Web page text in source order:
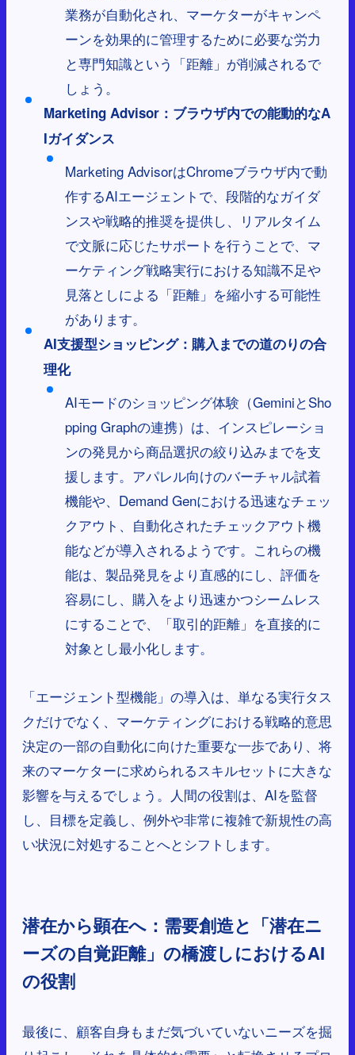
業務が自動化され、マーケターがキャンペ
ーンを効果的に管理するために必要な労力
と専門知識という「距離」が削減されるで
しょう。
Marketing Advisor：ブラウザ内での能動的なA
Iガイダンス
Marketing AdvisorはChromeブラウザ内で動
作するAIエージェントで、段階的なガイダ
ンスや戦略的推奨を提供し、リアルタイム
で文脈に応じたサポートを行うことで、マ
ーケティング戦略実行における知識不足や
見落としによる「距離」を縮小する可能性
があります。
AI支援型ショッピング：購入までの道のりの合
理化
AIモードのショッピング体験（GeminiとSho
pping Graphの連携）は、インスピレーショ
ンの発見から商品選択の絞り込みまでを支
援します。アパレル向けのバーチャル試着
機能や、Demand Genにおける迅速なチェッ
クアウト、自動化されたチェックアウト機
能などが導入されるようです。これらの機
能は、製品発見をより直感的にし、評価を
容易にし、購入をより迅速かつシームレス
にすることで、「取引的距離」を直接的に
対象とし最小化します。
「エージェント型機能」の導入は、単なる実行タス
クだけでなく、マーケティングにおける戦略的意思
決定の一部の自動化に向けた重要な一歩であり、将
来のマーケターに求められるスキルセットに大きな
影響を与えるでしょう。人間の役割は、AIを監督
し、目標を定義し、例外や非常に複雑で新規性の高
い状況に対処することへとシフトします。
潜在から顕在へ：需要創造と「潜在ニ
ーズの自覚距離」の橋渡しにおけるAI
の役割
最後に、顧客自身もまだ気づいていないニーズを掘